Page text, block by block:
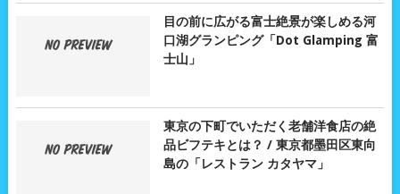
目の前に広がる富士絶景が楽しめる河
口湖グランピング「Dot Glamping 富
士山」
東京の下町でいただく老舗洋食店の絶
品ビフテキとは？ / 東京都墨田区東向
島の「レストラン カタヤマ」